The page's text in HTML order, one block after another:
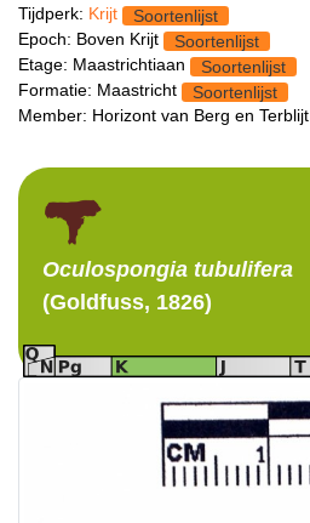
Tijdperk: Krijt
Soortenlijst
Epoch: Boven Krijt
Soortenlijst
Etage: Maastrichtiaan
Soortenlijst
Formatie: Maastricht
Soortenlijst
Member: Horizont van Berg en Terblijt
Oculospongia tubulifera
(Goldfuss, 1826)